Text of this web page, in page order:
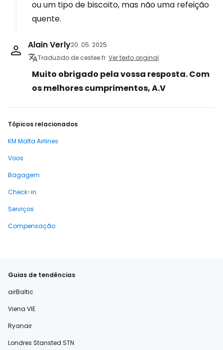
ou um tipo de biscoito, mas não uma refeição
quente.
Alain Verly20. 05. 2025
Traduzido de cestee.fr Ver texto original
Muito obrigado pela vossa resposta. Com
os melhores cumprimentos, A.V
Tópicos relacionados
KM Malta Airlines
Voos
Bagagem
Check-in
Serviços
Compensação
Guias de tendências
airBaltic
Viena VIE
Ryanair
Londres Stansted STN